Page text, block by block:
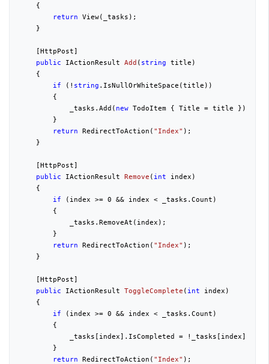
{
return View(_tasks);
    }
    [HttpPost]
public IActionResult Add ( string title )
{
if (! string .IsNullOrWhiteSpace(title))
        {
            _tasks.Add(
new TodoItem { Title = title });
        }
return RedirectToAction( "Index" );
    }
    [HttpPost]
public IActionResult Remove ( int index )
{
if (index >= 0 && index < _tasks.Count)
        {
            _tasks.RemoveAt(index);
        }
return RedirectToAction( "Index" );
    }
    [HttpPost]
public IActionResult ToggleComplete ( int index )
{
if (index >= 0 && index < _tasks.Count)
        {
_tasks[index].IsCompleted =
        }
return RedirectToAction( "Index" );